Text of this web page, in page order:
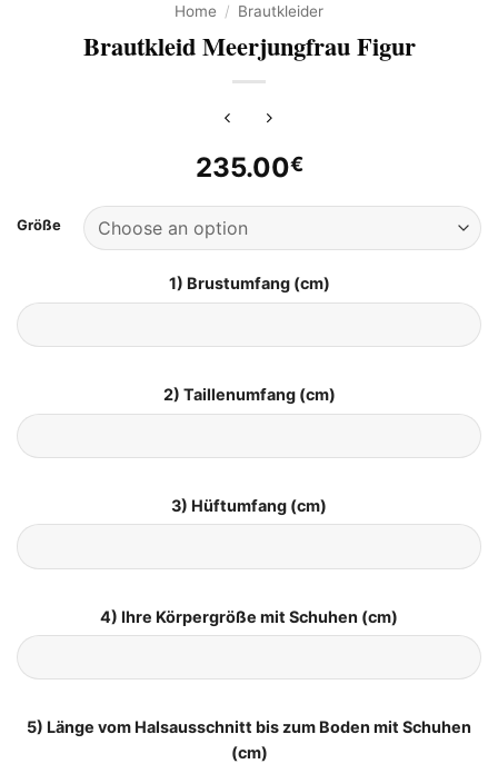
Home / Brautkleider
Brautkleid Meerjungfrau Figur
235.00€
Größe
1) Brustumfang (cm)
2) Taillenumfang (cm)
3) Hüftumfang (cm)
4) Ihre Körpergröße mit Schuhen (cm)
5) Länge vom Halsausschnitt bis zum Boden mit Schuhen
(cm)